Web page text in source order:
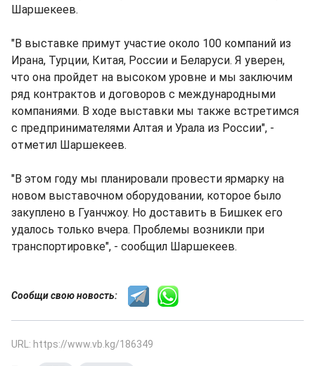
Шаршекеев.
"В выставке примут участие около 100 компаний из
Ирана, Турции, Китая, России и Беларуси. Я уверен,
что она пройдет на высоком уровне и мы заключим
ряд контрактов и договоров с международными
компаниями. В ходе выставки мы также встретимся
с предпринимателями Алтая и Урала из России", -
отметил Шаршекеев.
"В этом году мы планировали провести ярмарку на
новом выставочном оборудовании, которое было
закуплено в Гуанчжоу. Но доставить в Бишкек его
удалось только вчера. Проблемы возникли при
транспортировке", - сообщил Шаршекеев.
Сообщи свою новость:
URL: https://www.vb.kg/186349